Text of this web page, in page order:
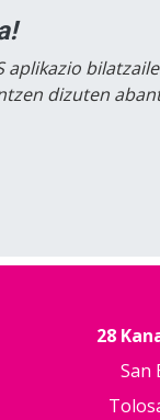
aplikazio
dizuten
28
San